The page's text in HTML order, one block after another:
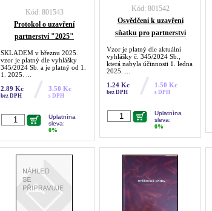
Kód: 801543
Protokol o uzavření
partnerství "2025"
SKLADEM v březnu 2025.
vzor je platný dle vyhlášky
345/2024 Sb. a je platný od 1.
1. 2025. ...
2.89 Kc
bez DPH
3.50 Kc
s DPH
Uplatnìna
sleva:
0%
Kód: 801542
Osvědčení k uzavření
sňatku pro partnerství
Vzor je platný dle aktuální
vyhlášky č. 345/2024 Sb.,
která nabyla účinnosti 1. ledna
2025. ...
1.24 Kc
bez DPH
1.50 Kc
s DPH
Uplatnìna
sleva:
0%